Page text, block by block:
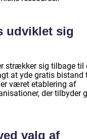
udviklet sig
strækker sig tilbage til
at yde gratis bistand
været etablering af
der tilbyder
valg af